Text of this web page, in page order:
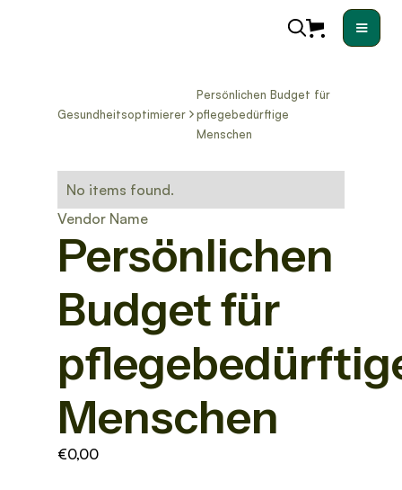
Gesundheitsoptimierer
Persönlichen Budget für
pflegebedürftige
Menschen
No items found.
Vendor Name
Persönlichen
Budget für
Menschen
€0,00